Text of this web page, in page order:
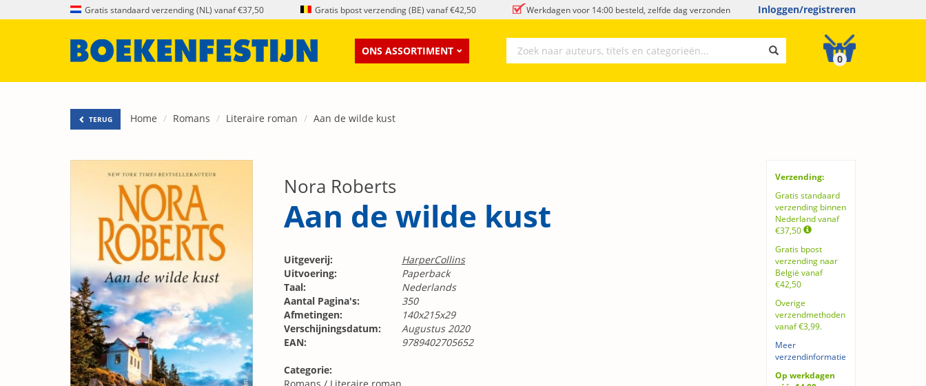
Gratis standaard verzending (NL) vanaf €37,50 Gratis bpost verzending (BE) vanaf €42,50 Werkdagen voor 14:00 besteld, zelfde dag verzonden Inloggen/registreren
ONS ASSORTIMENT
0
TERUG Home Romans Literaire roman Aan de wilde kust
Verzending:
Gratis standaard
verzending binnen
Nederland vanaf
€37,50
Gratis bpost
verzending naar
België vanaf
€42,50
Overige
verzendmethoden
vanaf €3,99.
Meer
verzendinformatie
Op werkdagen
Nora Roberts
Aan de wilde kust
Uitgeverij:
HarperCollins
Uitvoering:
Paperback
Taal:
Nederlands
Aantal Pagina's:
350
Afmetingen:
140x215x29
Verschijningsdatum:
Augustus 2020
EAN:
9789402705652
Categorie: